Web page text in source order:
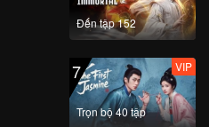
Đến tập 152
7
Trọn bộ 40 tập
VIP